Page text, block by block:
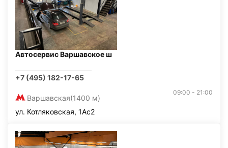
Автосервис Варшавское ш
+7 (495) 182-17-65
Варшавская(1400 м)
09:00 - 21:00
ул. Котляковская, 1Ас2